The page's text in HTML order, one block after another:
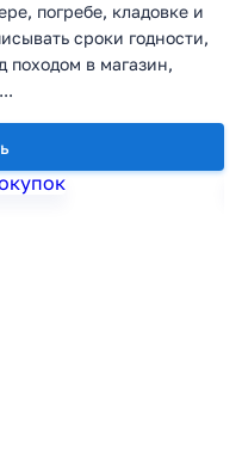
погребе, кладовке и
сроки годности,
походом в магазин,